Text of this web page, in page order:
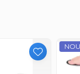
circulației
NOU